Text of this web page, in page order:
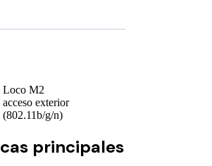
Loco M2
exterior
g/n)
principales